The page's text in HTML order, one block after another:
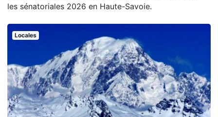
les sénatoriales 2026 en Haute-Savoie.
Locales